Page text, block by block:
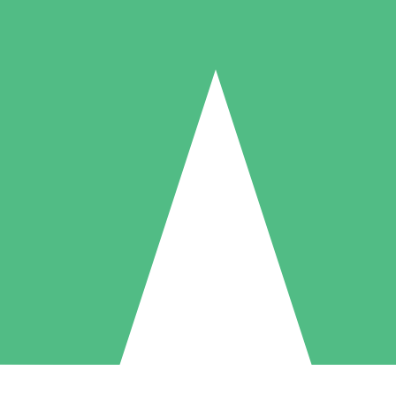
Individuelle Credit-Pakete
nach Bedarf mit Download-Credits. Keine monatliche Verpflichtung